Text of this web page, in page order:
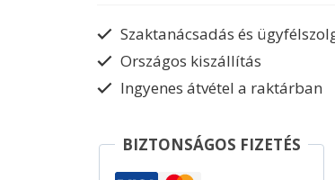
Szaktanácsadás és
Országos kiszállítás
Ingyenes átvétel a raktárban
BIZTONSÁGOS FIZETÉS